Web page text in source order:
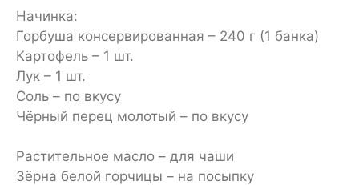
Начинка:
Горбуша консервированная – 240 г (1 банка)
Картофель – 1 шт.
Лук – 1 шт.
Соль – по вкусу
Чёрный перец молотый – по вкусу
Растительное масло – для чаши
Зёрна белой горчицы – на посыпку